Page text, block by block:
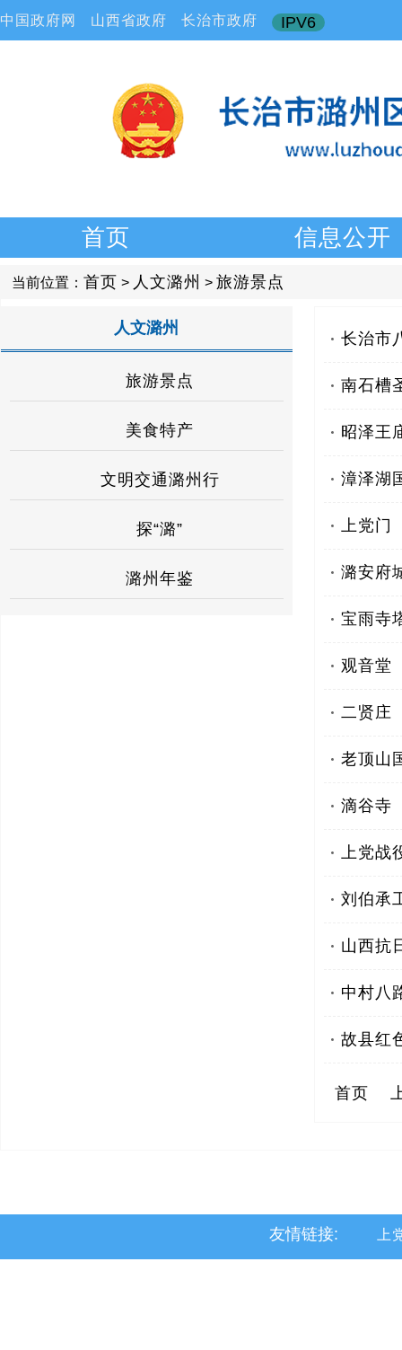
中国政府网 山西省政府 长治市政府 IPV6
首页 信息公开
当前位置： 首页 > 人文潞州 > 旅游景点
人文潞州
旅游景点
美食特产
文明交通潞州行
探“潞”
潞州年鉴
长治市
南石槽
昭泽王
漳泽湖
上党门
潞安府
宝雨寺
观音堂
二贤庄
老顶山
滴谷寺
上党战
刘伯承
山西抗
中村八
故县红
首页
友情链接: 上